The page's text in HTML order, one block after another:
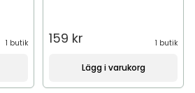
1 butik 159 kr 1 butik
Lägg i varukorg